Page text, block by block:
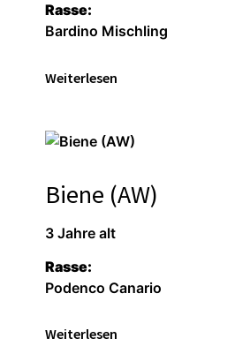
Rasse:
Bardino Mischling
Weiterlesen
Biene (AW)
3 Jahre alt
Rasse:
Podenco Canario
Weiterlesen